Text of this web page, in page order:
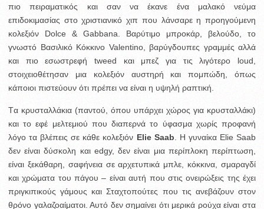
πιο πειραματικός και σαν να έκανε ένα μαλακό νεύμα
επιδοκιμασίας στο χριστιανικό χιπ που λάνσαρε η προηγούμενη
κολεξιόν Dolce & Gabbana. Βαρύτιμο μπροκάρ, βελούδο, το
γνωστό Βασιλικό Κόκκινο Valentino, βαρύγδουπες γραμμές αλλά
και πιο εσωστρεφή tweed και μπεζ για τις λιγότερο loud,
στοιχειοθέτησαν μια κολεξιόν αυστηρή και πομπώδη, όπως
κάποιοι πιστεύουν ότι πρέπει να είναι η υψηλή ραπτική.
Tα κρυσταλλάκια (παντού, όπου υπάρχει χώρος για κρυσταλλάκι)
και το εφέ μελτεμιού που διαπερνά το ύφασμα χωρίς προφανή
λόγο τα βλέπεις σε κάθε κολεξιόν Elie Saab . H γυναίκα Elie Saab
δεν είναι δύσκολη και edgy, δεν είναι μια περίπλοκη περίπτωση,
είναι ξεκάθαρη, σαφήνεια σε αρχετυπικά μπλε, κόκκινα, σμαραγδί
και χρώματα του πάγου – είναι αυτή που στις ονειρώξεις της έχει
πριγκιπικούς γάμους και Σταχτοπούτες που τις ανεβάζουν στον
θρόνο γαλαζοαίματοι. Αυτό δεν σημαίνει ότι μερικά ρούχα είναι στα